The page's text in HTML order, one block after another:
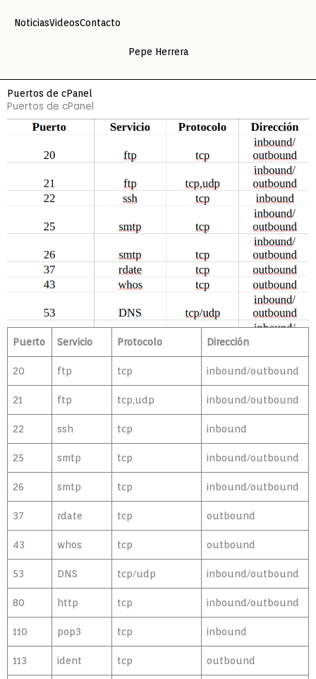
NoticiasVideosContacto
Pepe Herrera
Puertos de cPanel
Puertos de cPanel
Puerto Servicio Protocolo Dirección
20 ftp tcp inbound/outbound
21 ftp tcp,udp inbound/outbound
22 ssh tcp inbound
25 smtp tcp inbound/outbound
26 smtp tcp inbound/outbound
37 rdate tcp outbound
43 whos tcp outbound
53 DNS tcp/udp inbound/outbound
80 http tcp inbound/outbound
110 pop3 tcp inbound
113 ident tcp outbound